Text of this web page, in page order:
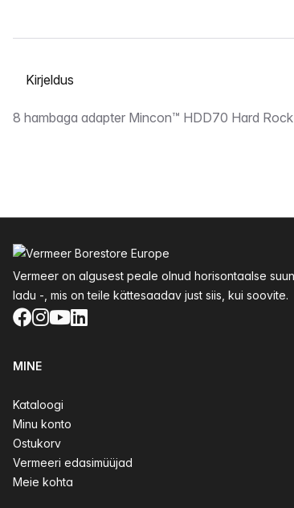
Vahekaardi valimine
Kirjeldus
8 hambaga adapter Mincon™ HDD70 Hard
Vermeer on algusest peale olnud horisontaalse
ladu -, mis on teile kättesaadav just siis, kui soovite.
Facebook
Instagram
YouTube
LinkedIn
MINE
Kataloogi
Minu konto
Ostukorv
Vermeeri edasimüüjad
Meie kohta